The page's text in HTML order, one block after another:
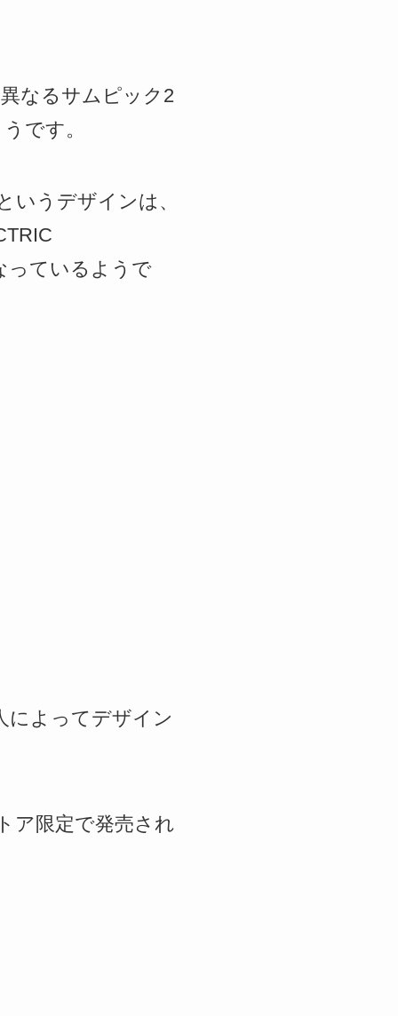
なるサムピック2
です。
いうデザインは、
っているようで
によってデザイン
ア限定で発売され